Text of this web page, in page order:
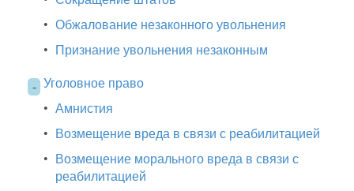
• Обжалование незаконного увольнения
• Признание увольнения незаконным
- Уголовное право
• Амнистия
• Возмещение вреда в связи с реабилитацией
• Возмещение морального вреда в связи с
реабилитацией